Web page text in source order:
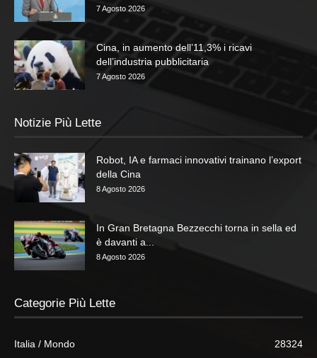
7 Agosto 2026
Cina, in aumento dell’11,3% i ricavi
dell’industria pubblicitaria
7 Agosto 2026
Notizie Più Lette
Robot, IA e farmaci innovativi trainano l’export
della Cina
8 Agosto 2026
In Gran Bretagna Bezzecchi torna in sella ed
è davanti a...
8 Agosto 2026
Categorie Più Lette
Italia / Mondo
28324